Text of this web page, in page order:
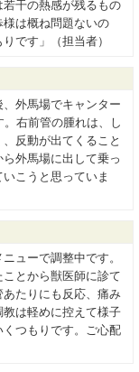
干の熱感が残るもの
は概ね問題ないの
です」（担当者）
、外馬場でキャンター
右前管の腫れは、し
反動が出てくること
外馬場に出して乗っ
こうと思っていま
ューで調整中です。
とから獣医師に診て
たりにも反応、痛み
は軽めに控えて様子
つもりです。ご心配